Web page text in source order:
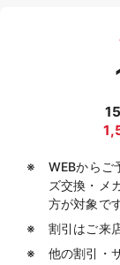
WEBからご
ズ交換・メ
方が対象です
割引はご来
他の割引・